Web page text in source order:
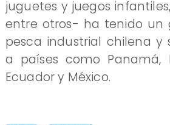
juguetes y juegos
entre otros- ha tenido un
pesca industrial chilena y
a países como Panamá,
Ecuador y México.